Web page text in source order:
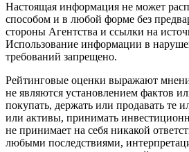
Настоящая информация не может
способом и в любой форме без
стороны Агентства и ссылки на
Использование информации в
требований запрещено.
Рейтинговые оценки выражают
не являются установлением фактов
покупать, держать или продавать те
или активы, принимать
не принимает на себя никакой
любыми последствиями,